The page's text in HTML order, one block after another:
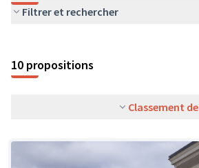
Filtrer et rechercher
10 propositions
Classement